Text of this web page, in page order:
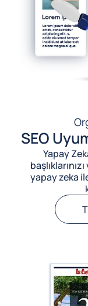
SEO
Yapay
yapay zeka